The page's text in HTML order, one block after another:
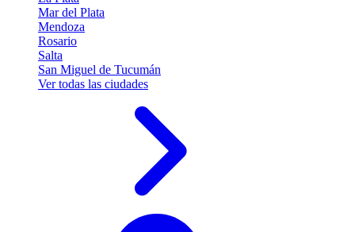
Mar del Plata
Mendoza
Rosario
Salta
San Miguel de Tucumán
Ver todas las ciudades